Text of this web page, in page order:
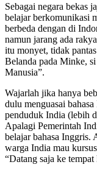
Sebagai negara bekas
belajar berkomunikasi
berbeda dengan di
namun jarang ada
itu monyet, tidak
Belanda pada Minke,
Manusia”.
Wajarlah jika hanya
dulu menguasai
penduduk India (lebih
Apalagi Pemerintah
belajar bahasa Inggris.
warga India mau
“Datang saja ke